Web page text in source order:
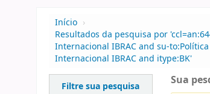
Início ›
Resultados da pesquisa por
Internacional IBRAC and su-
Internacional IBRAC and itype:BK'
Filtre sua pesquisa
Sua